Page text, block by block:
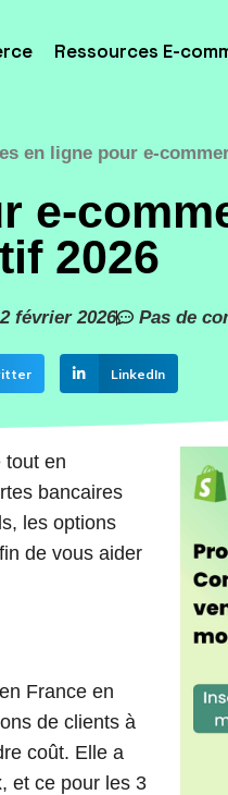
Ressources E-
en ligne pour e-
e-
2026
février 2026 Pas de
LinkedIn
tout en
bancaires
les options
de vous aider
France en
de clients à
coût. Elle a
et ce pour les 3